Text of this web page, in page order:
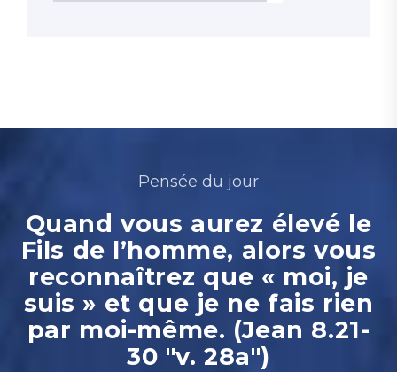
Pensée du jour
Quand vous aurez élevé le
Fils de l’homme, alors vous
reconnaîtrez que « moi, je
suis » et que je ne fais rien
par moi-même. (Jean 8.21-
30 "v. 28a")